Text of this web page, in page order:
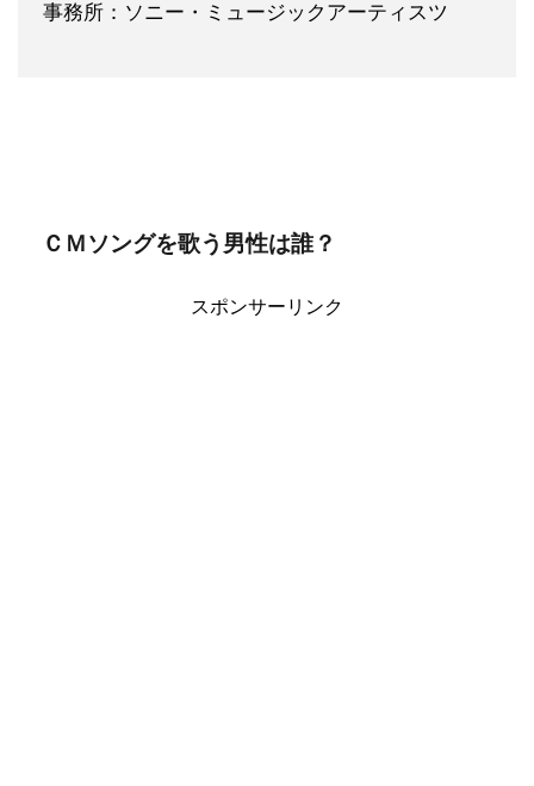
事務所：ソニー・ミュージックアーティスツ
ＣＭソングを歌う男性は誰？
スポンサーリンク